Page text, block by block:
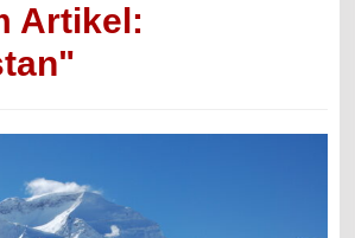
Artikel: